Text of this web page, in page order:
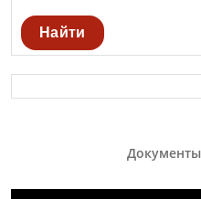
Найти
Документы